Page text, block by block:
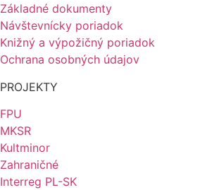
Základné dokumenty
Návštevnícky poriadok
Knižný a výpožičný poriadok
Ochrana osobných údajov
PROJEKTY
FPU
MKSR
Kultminor
Zahraničné
Interreg PL-SK